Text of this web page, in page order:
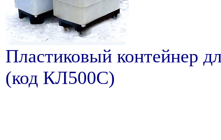
Пластиковый контейнер
(код КЛ500С)